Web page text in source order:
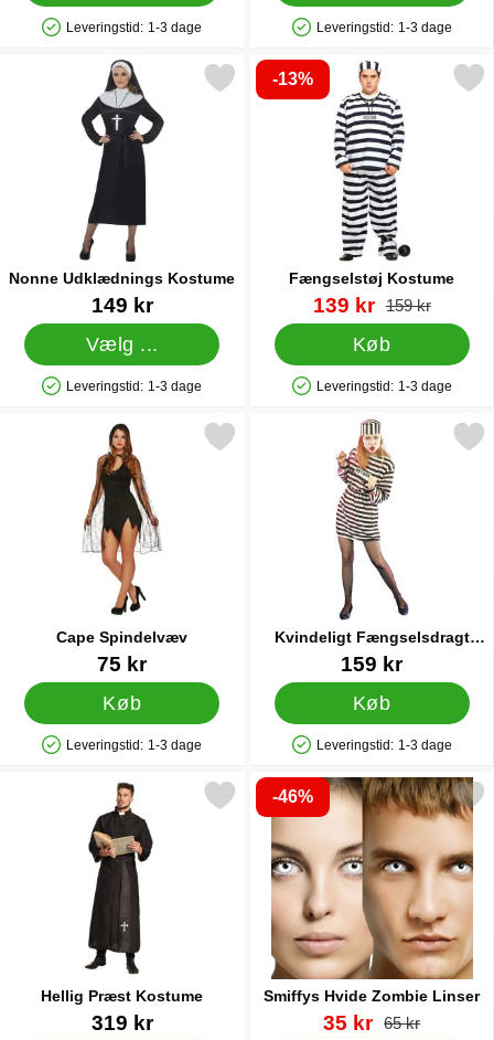
Produkttilgængelighed: På lager
Leveringstid: 1-3 dage
Produkttilgængelighed: På lager
Leveringstid: 1-3 dage
Nonne Udklædnings Kostume
Varenr 6856149 kr
Vælg ...
Produkttilgængelighed: På lager
Leveringstid: 1-3 dage
Markér nonne Udklædnings Kostume som favorit
-13%
Fængselstøj Kostume
Varenr 24338
pris
139 kr pris
159 kr
Køb
Produkttilgængelighed: På lager
Leveringstid: 1-3 dage
Markér fængselstøj
Cape Spindelvæv
Varenr 3869375 kr
Køb
Produkttilgængelighed: På lager
Leveringstid: 1-3 dage
Markér cape Spindelvæv som favorit
Kvindeligt Fængselsdragt
Kostume
Varenr 1255159 kr
Køb
Produkttilgængelighed: På lager
Leveringstid: 1-3 dage
Markér kvindeligt
Hellig Præst Kostume
Varenr 38339319 kr
Markér hellig Præst Kostume som favorit
-46%
Smiffys Hvide Zombie Linser
Varenr 9398
pris
35 kr pris
65 kr
Markér smiffys Hvide